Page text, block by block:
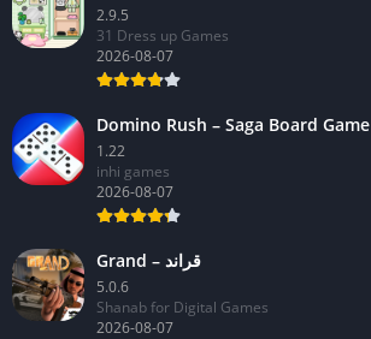
2.9.5
31 Dress up Games
2026-08-07
Domino Rush – Saga Board Game
1.22
inhi games
2026-08-07
Grand – قراند
5.0.6
Shanab for Digital Games
2026-08-07